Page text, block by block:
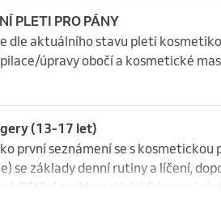
PLETI PRO PÁNY
dle aktuálního stavu pleti
úpravy obočí a kosmetické
(13-17 let)
první seznámení se s
se základy denní rutiny a líčení,
čištění problematické/aknozní
pleti/akné.